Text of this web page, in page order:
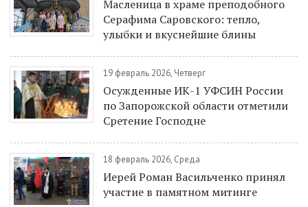
Масленица в храме преподобного
Серафима Саровского: тепло,
улыбки и вкуснейшие блины
19 февраль 2026, Четверг
Осужденные ИК-1 УФСИН России
по Запорожской области отметили
Сретение Господне
18 февраль 2026, Среда
Иерей Роман Васильченко принял
участие в памятном митинге